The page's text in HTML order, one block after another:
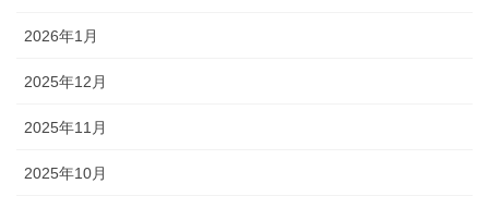
2026年1月
2025年12月
2025年11月
2025年10月